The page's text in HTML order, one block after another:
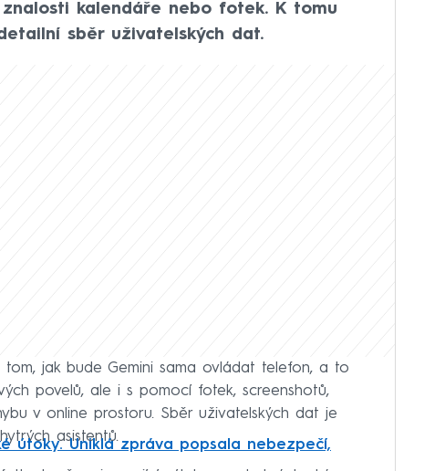
kalendáře nebo fotek. K tomu
sběr uživatelských dat.
jak bude Gemini sama ovládat telefon, a to
povelů, ale i s pomocí fotek, screenshotů,
v online prostoru. Sběr uživatelských dat je
asistentů.
útoky. Uniklá zpráva popsala nebezpečí,